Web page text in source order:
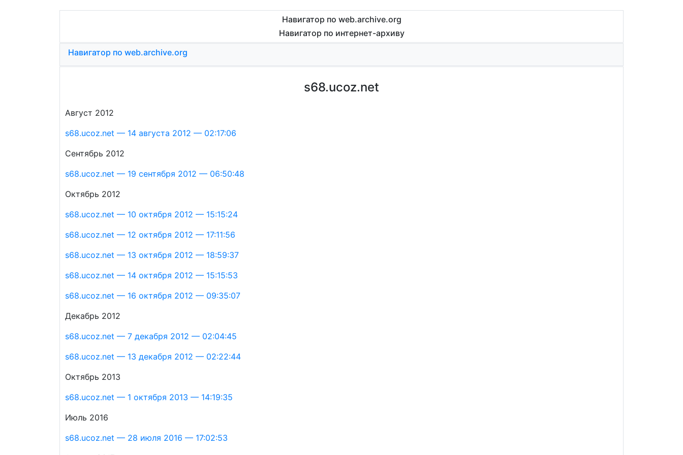
Навигатор по web.archive.org
Навигатор по интернет-архиву
Навигатор по web.archive.org
s68.ucoz.net
Август 2012
s68.ucoz.net — 14 августа 2012 — 02:17:06
Сентябрь 2012
s68.ucoz.net — 19 сентября 2012 — 06:50:48
Октябрь 2012
s68.ucoz.net — 10 октября 2012 — 15:15:24
s68.ucoz.net — 12 октября 2012 — 17:11:56
s68.ucoz.net — 13 октября 2012 — 18:59:37
s68.ucoz.net — 14 октября 2012 — 15:15:53
s68.ucoz.net — 16 октября 2012 — 09:35:07
Декабрь 2012
s68.ucoz.net — 7 декабря 2012 — 02:04:45
s68.ucoz.net — 13 декабря 2012 — 02:22:44
Октябрь 2013
s68.ucoz.net — 1 октября 2013 — 14:19:35
Июль 2016
s68.ucoz.net — 28 июля 2016 — 17:02:53